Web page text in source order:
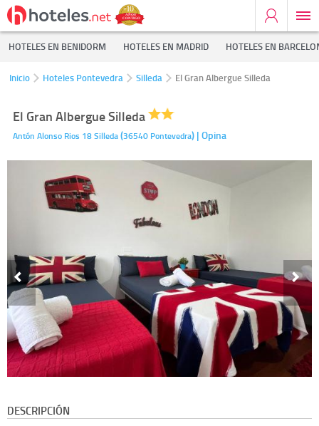
HOTELES EN BENIDORM HOTELES EN MADRID HOTELES EN
Inicio Hoteles Pontevedra Silleda El Gran Albergue Silleda
El Gran Albergue Silleda
Antón Alonso Rios 18Silleda(36540 Pontevedra) | Opina
DESCRIPCIÓN